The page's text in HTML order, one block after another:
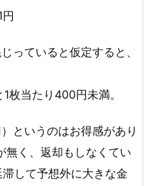
っていると仮定すると、
枚当たり400円未満。
というのはお得感があり
無く、返却もしなくてい
して予想外に大きな金